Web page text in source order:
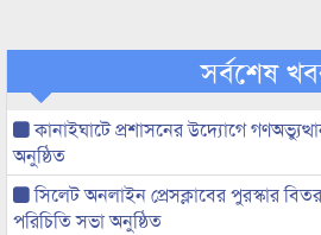
সর্বশেষ
কানাইঘাটে প্রশাসনের উদ্যোগে
অনুষ্ঠিত
সিলেট অনলাইন প্রেসক্লাবের পুরস্কার
পরিচিতি সভা অনুষ্ঠিত